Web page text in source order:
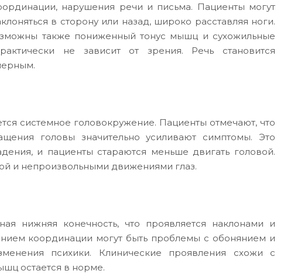
нарушения речи и письма. Пациенты могут
в сторону или назад, широко расставляя ноги.
также пониженный тонус мышц и сухожильные
не зависит от зрения. Речь становится
системное головокружение. Пациенты отмечают, что
головы значительно усиливают симптомы. Это
и пациенты стараются меньше двигать головой.
и непроизвольными движениями глаз.
нижняя конечность, что проявляется наклонами и
координации могут быть проблемы с обонянием и
психики. Клинические проявления схожи с
остается в норме.